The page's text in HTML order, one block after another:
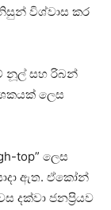
විශ්වාස කර
නූල් සහ රිබන්
ලෙස
top” ලෙස
ඇත. ඒකෝන්
දක්වා ජනප්‍රියව